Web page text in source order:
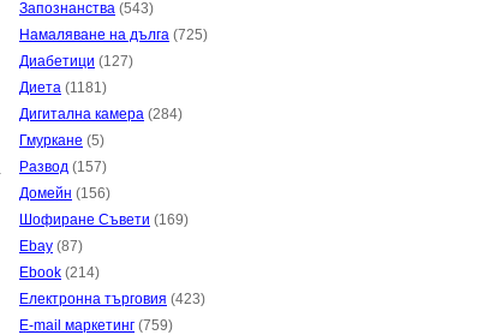
Запознанства (543)
Намаляване на дълга (725)
Диабетици (127)
Диета (1181)
Дигитална камера (284)
Гмуркане (5)
Развод (157)
Домейн (156)
Шофиране Съвети (169)
Ebay (87)
Ebook (214)
Електронна търговия (423)
E-mail маркетинг (759)